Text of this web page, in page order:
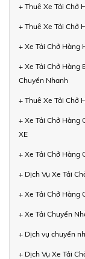
+ Thuê Xe Tải Chở
+ Thuê Xe Tải Chở
+ Xe Tải Chở Hàng
+ Xe Tải Chở Hàng
Chuyển Nhanh
+ Thuê Xe Tải Chở
+ Xe Tải Chở Hàng
XE
+ Xe Tải Chở Hàng
+ Dịch Vụ Xe Tải
+ Xe Tải Chở Hàng
+ Xe Tải Chuyển
+ Dịch vụ chuyển
+ Dịch Vụ Xe Tải